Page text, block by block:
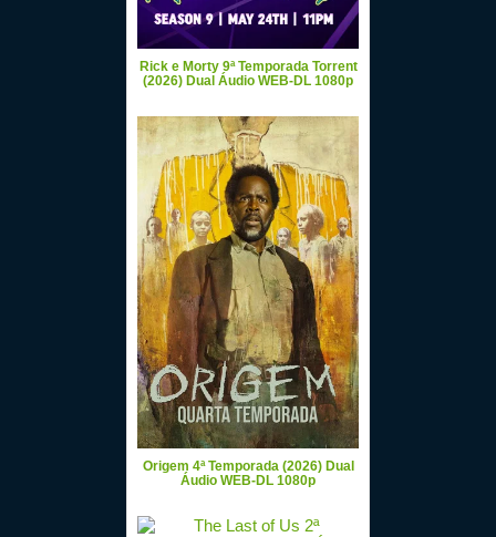
Rick e Morty 9ª Temporada Torrent
(2026) Dual Áudio WEB-DL 1080p
Origem 4ª Temporada (2026) Dual
Áudio WEB-DL 1080p